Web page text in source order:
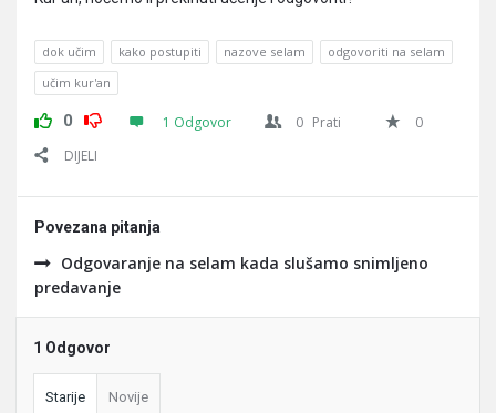
dok učim kako postupiti nazove selam
odgovoriti na selam
učim kur'an
0 1 Odgovor 0 Prati
0
DIJELI
Povezana pitanja
Odgovaranje na selam kada slušamo snimljeno
predavanje
1 Odgovor
Starije Novije